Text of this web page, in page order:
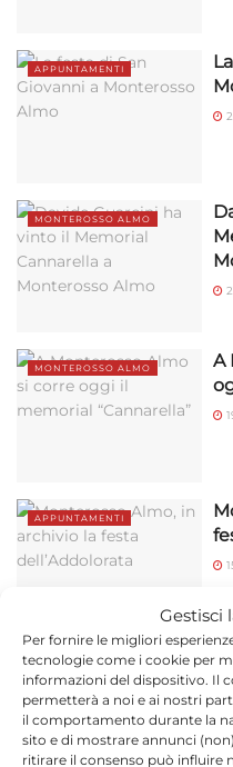
Gestisci
Per fornire le migliori
tecnologie come i cookie per
informazioni del dispositivo. Il
permetterà a noi e ai nostri
il comportamento durante la
sito e di mostrare annunci
ritirare il consenso può influire
APPUNTAMENTI
MONTEROSSO ALMO
MONTEROSSO ALMO
A
APPUNTAMENTI
APPUNTAMENTI
A
8